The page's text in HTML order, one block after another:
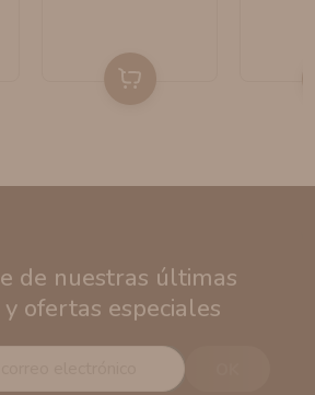
de nuestras últimas
y ofertas especiales